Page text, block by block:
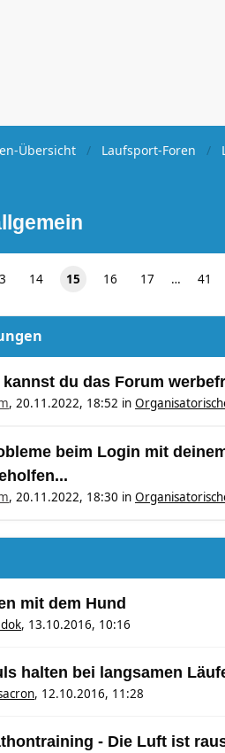
Übersicht Laufsport-Foren
14 15 16 17 … 41
kannst du das Forum
, 20.11.2022, 18:52 in
beim Login mit
, 20.11.2022, 18:30 in
mit dem Hund
, 13.10.2016, 10:16
halten bei langsamen
, 12.10.2016, 11:28
- Die Luft ist